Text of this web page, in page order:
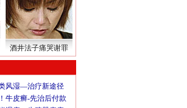
酒井法子痛哭谢罪